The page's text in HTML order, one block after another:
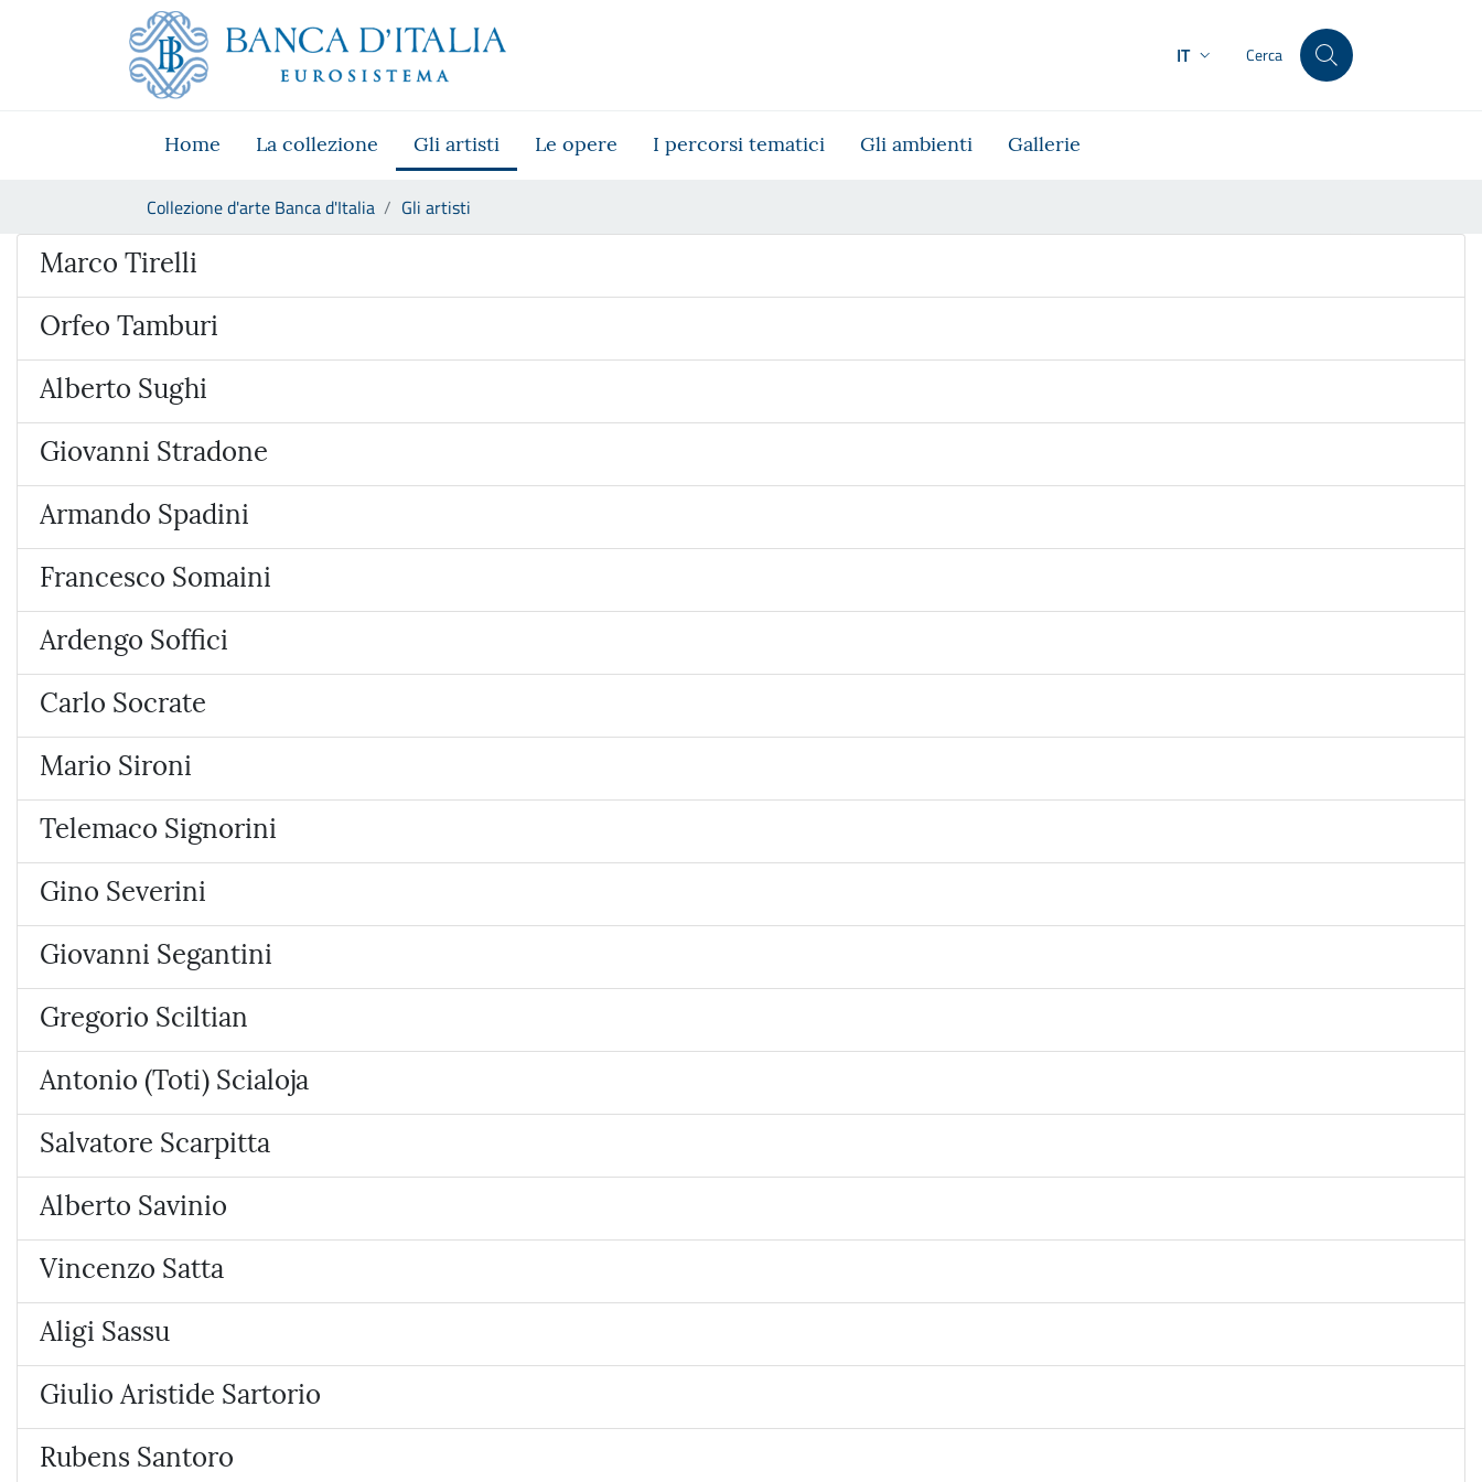
Skip to Main Content
Vai al sito istituzionale
Vai al menu di navigazione
Vai alla ricerca
Vai ai contenuti
IT Cerca
Home La collezione Gli artisti Le opere I percorsi tematici Gli ambienti Gallerie
Collezione d'arte Banca d'Italia Gli artisti
Artista
Marco Tirelli
Orfeo Tamburi
Alberto Sughi
Giovanni Stradone
Armando Spadini
Francesco Somaini
Ardengo Soffici
Carlo Socrate
Mario Sironi
Telemaco Signorini
Gino Severini
Giovanni Segantini
Gregorio Sciltian
Antonio (Toti) Scialoja
Salvatore Scarpitta
Alberto Savinio
Vincenzo Satta
Aligi Sassu
Giulio Aristide Sartorio
Rubens Santoro